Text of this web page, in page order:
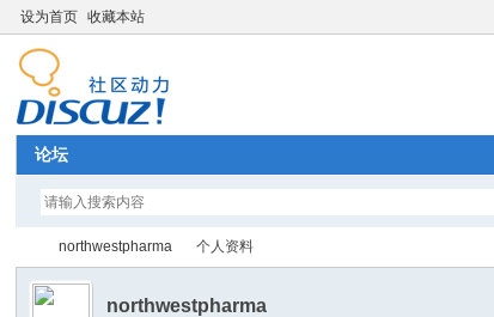
设为首页 收藏本站
论坛
northwestpharma 个人资料
northwestpharma